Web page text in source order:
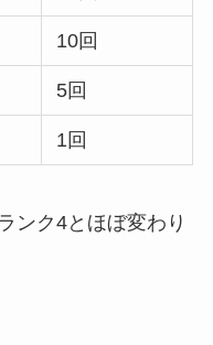
10回
5回
1回
ンク4とほぼ変わり